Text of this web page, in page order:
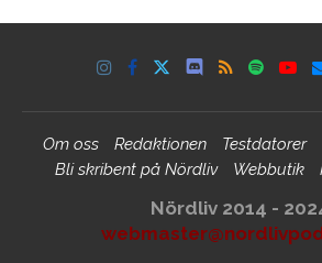
Om oss Redaktionen Testdatorer
Bli skribent på Nördliv
Webbutik
Nördliv 2014 -